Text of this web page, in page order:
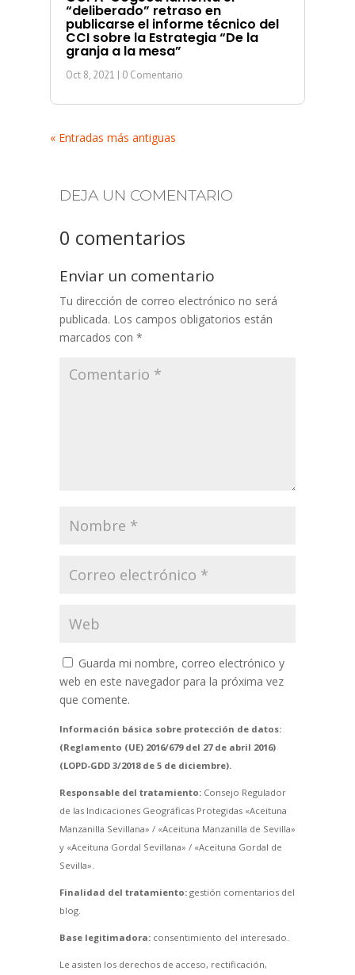
“deliberado” retraso en
publicarse el informe técnico del
CCI sobre la Estrategia “De la
granja a la mesa”
Oct 8, 2021 | 0 Comentario
« Entradas más antiguas
DEJA UN COMENTARIO
0 comentarios
Enviar un comentario
Tu dirección de correo electrónico no será
publicada. Los campos obligatorios están
marcados con *
Guarda mi nombre, correo electrónico y
web en este navegador para la próxima vez
que comente.
Información básica sobre protección de datos:
(Reglamento (UE) 2016/679 del 27 de abril 2016)
(LOPD-GDD 3/2018 de 5 de diciembre).
Responsable del tratamiento:Consejo Regulador
de las Indicaciones Geográficas Protegidas «Aceituna
Manzanilla Sevillana» / «Aceituna Manzanilla de Sevilla»
y «Aceituna Gordal Sevillana» / «Aceituna Gordal de
Sevilla».
Finalidad del tratamiento:gestión comentarios del
blog.
Base legitimadora:consentimiento del interesado.
Le asisten los derechos de acceso, rectificación,